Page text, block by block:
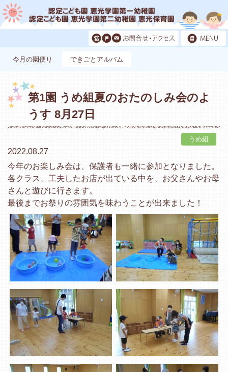
今月の園便り できごとアルバム
第1園 うめ組夏のおたのしみ会のよ
うす 8月27日
うめ組
2022.08.27
今年のお楽しみ会は、保護者も一緒に参加となりました。
各クラス、工夫したお店が出ている中を、お父さんやお母
さんと遊びに行きます。
最後までお祭りの雰囲気を味わうことが出来ました！